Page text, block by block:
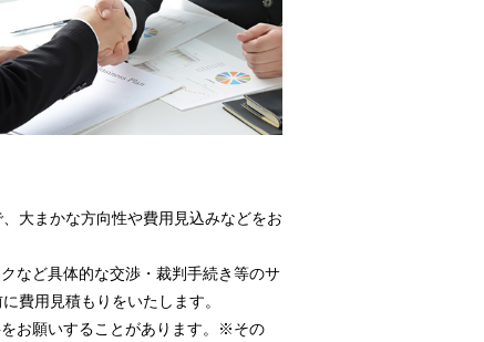
大まかな方向性や費用見込みなどをお
など具体的な交渉・裁判手続き等のサ
費用見積もりをいたします。
お願いすることがあります。※その